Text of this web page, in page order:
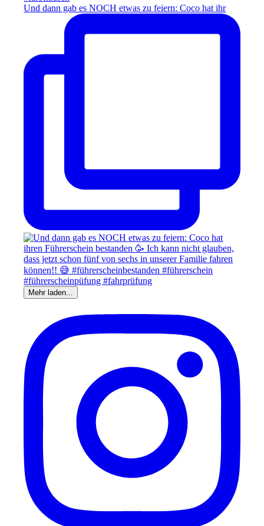
Und dann gab es NOCH etwas zu feiern: Coco hat ihr
Mehr laden...